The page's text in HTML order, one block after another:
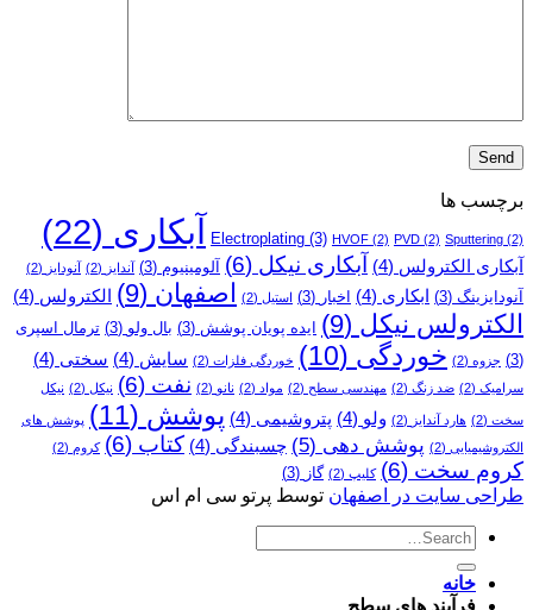
برچسب ها
Electroplating (3) HVOF (2) PVD (2) Sputtering (2) آبکاری (22)
آبکاری الکترولس (4) آبکاری نیکل (6) آلومینیوم (3) آندایز (2) آنودایز (2)
آنودایزینگ (3) ابکاری (4) اخبار (3) استیل (2) اصفهان (9) الکترولس (4)
الکترولس نیکل (9) ایده پویان پوشش (3) بال ولو (3)
ترمال اسپری
(3)
جزوه (2) خوردگی (10) خوردگی فلزات (2) سایش (4) سختی (4)
سرامیک (2) ضد زنگ (2) مهندسی سطح (2) مواد (2) نانو (2) نفت (6) نیکل (2) نیکل
سخت (2) هارد آندایز (2) ولو (4) پتروشیمی (4) پوشش (11)
پوشش­ های
الکتروشیمیایی (2) پوشش دهی (5) چسبندگی (4) کتاب (6) کروم (2)
کروم سخت (6) کلیپ (2) گاز (3)
طراحی سایت در اصفهان توسط پرتو سی ام اس
خانه
فرآیند های سطح